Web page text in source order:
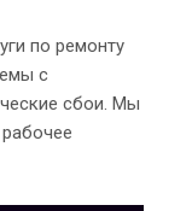
по ремонту
с
сбои. Мы